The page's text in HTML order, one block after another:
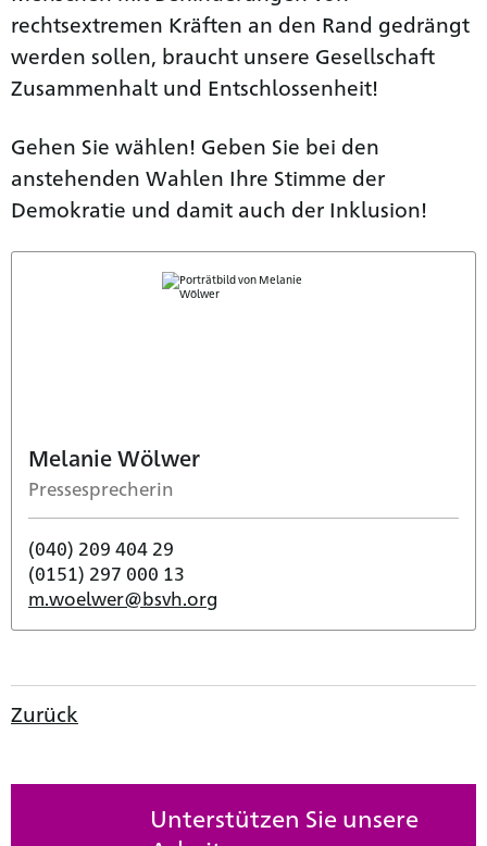
rechtsextremen Kräften an den Rand gedrängt
werden sollen, braucht unsere Gesellschaft
Zusammenhalt und Entschlossenheit!
Gehen Sie wählen! Geben Sie bei den
anstehenden Wahlen Ihre Stimme der
Demokratie und damit auch der Inklusion!
Melanie Wölwer
Pressesprecherin
(040) 209 404 29
(0151) 297 000 13
m.woelwer@bsvh.org
Zurück
Unterstützen Sie unsere